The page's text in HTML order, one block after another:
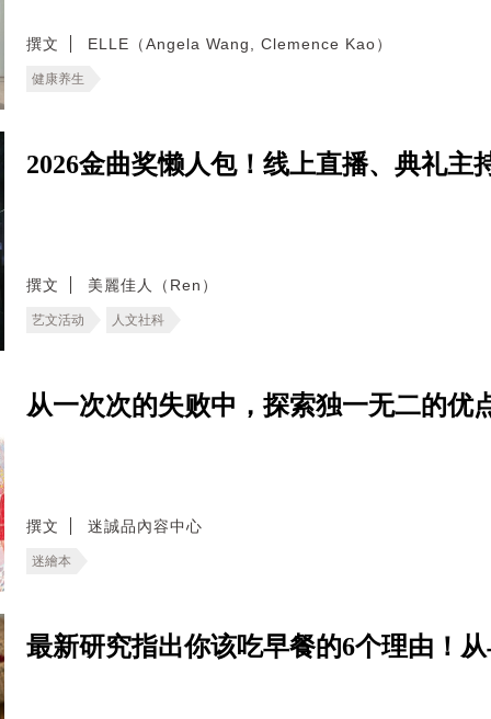
撰文 ELLE（Angela Wang, Clemence Kao）
健康养生
2026金曲奖懒人包！线上直播、典礼主
撰文 美麗佳人（Ren）
艺文活动 人文社科
从一次次的失败中，探索独一无二的优
撰文 迷誠品內容中心
迷繪本
最新研究指出你该吃早餐的6个理由！